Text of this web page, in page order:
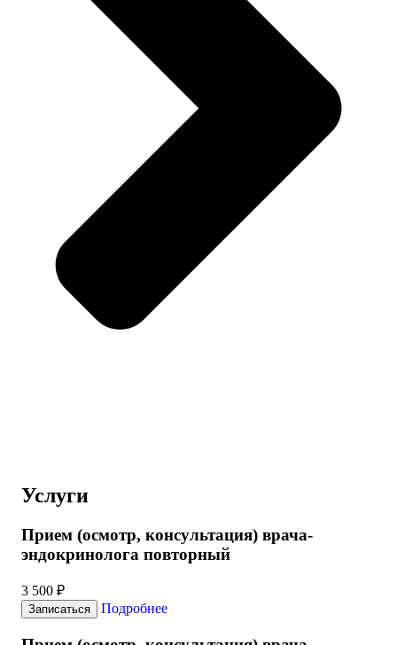
Услуги
Прием (осмотр, консультация) врача-
эндокринолога повторный
3 500 ₽
Записаться Подробнее